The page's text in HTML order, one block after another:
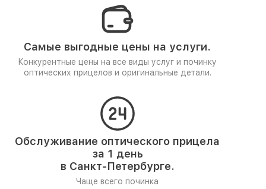
Самые выгодные цены на услуги.
Конкурентные цены на все виды услуг и починку
оптических прицелов и оригинальные детали.
Обслуживание оптического прицела
за 1 день
в Санкт-Петербурге.
Чаще всего починка